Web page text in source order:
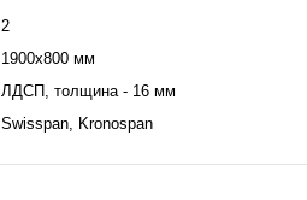
2
1900x800 мм
ЛДСП, толщина - 16 мм
Swisspan, Kronospan